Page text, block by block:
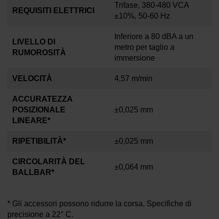
REQUISITI ELETTRICI
Trifase, 380-480 VCA
±10%, 50-60 Hz
LIVELLO DI
RUMOROSITÀ
Inferiore a 80 dBA a un
metro per taglio a
immersione
VELOCITÀ 4,57 m/min
ACCURATEZZA
POSIZIONALE
LINEARE*
±0,025 mm
RIPETIBILITÀ* ±0,025 mm
CIRCOLARITÀ DEL
BALLBAR*
±0,064 mm
* Gli accessori possono ridurre la corsa. Specifiche di
precisione a 22° C.